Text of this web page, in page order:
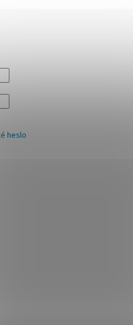
heslo